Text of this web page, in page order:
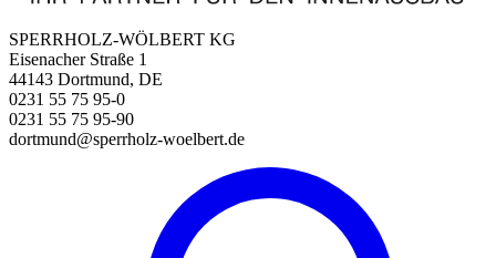
SPERRHOLZ-WÖLBERT KG
Eisenacher Straße 1
44143 Dortmund, DE
0231 55 75 95-0
0231 55 75 95-90
dortmund@sperrholz-woelbert.de